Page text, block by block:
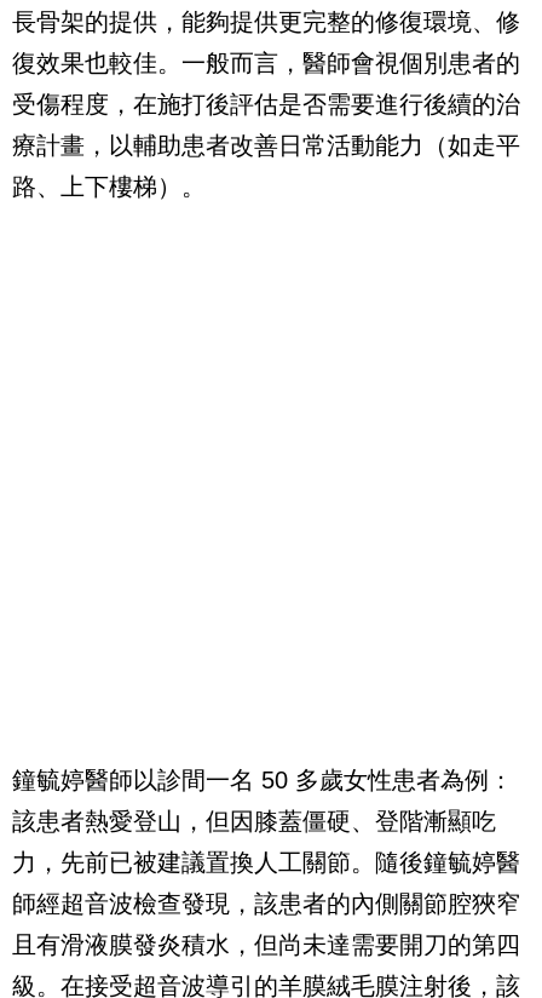
長骨架的提供，能夠提供更完整的修復環境、修
復效果也較佳。一般而言，醫師會視個別患者的
受傷程度，在施打後評估是否需要進行後續的治
療計畫，以輔助患者改善日常活動能力（如走平
路、上下樓梯）。
鐘毓婷醫師以診間一名 50 多歲女性患者為例：
該患者熱愛登山，但因膝蓋僵硬、登階漸顯吃
力，先前已被建議置換人工關節。隨後鐘毓婷醫
師經超音波檢查發現，該患者的內側關節腔狹窄
且有滑液膜發炎積水，但尚未達需要開刀的第四
級。在接受超音波導引的羊膜絨毛膜注射後，該